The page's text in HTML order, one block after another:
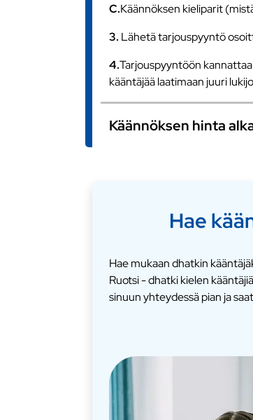
C.Käännöksen kieliparit
3. Lähetä tarjouspyyntö
4.Tarjouspyyntöön
kääntäjää laatimaan juuri
Käännöksen hinta
Hae
Hae mukaan dhatkin
Ruotsi - dhatki kielen
sinuun yhteydessä pian ja